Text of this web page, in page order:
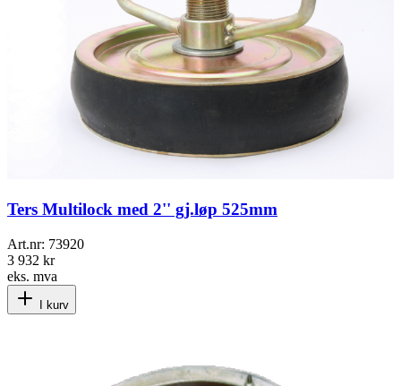
Ters Multilock med 2'' gj.løp 525mm
Art.nr: 73920
3 932 kr
eks. mva
I kurv